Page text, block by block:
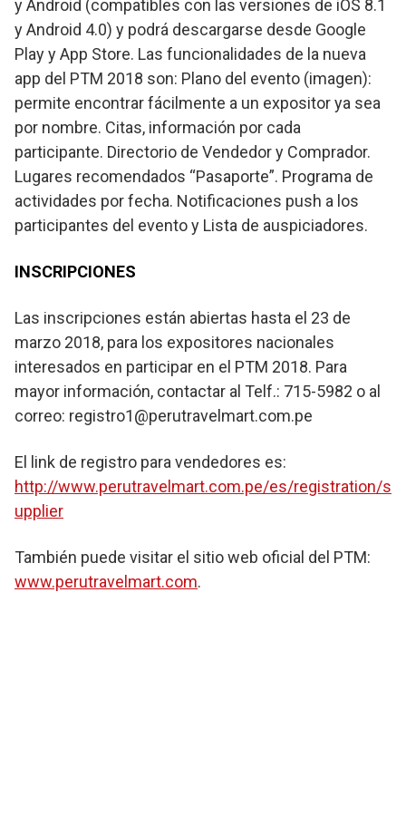
y Android (compatibles con las versiones de iOS 8.1
y Android 4.0) y podrá descargarse desde Google
Play y App Store. Las funcionalidades de la nueva
app del PTM 2018 son: Plano del evento (imagen):
permite encontrar fácilmente a un expositor ya sea
por nombre. Citas, información por cada
participante. Directorio de Vendedor y Comprador.
Lugares recomendados “Pasaporte”. Programa de
actividades por fecha. Notificaciones push a los
participantes del evento y Lista de auspiciadores.
INSCRIPCIONES
Las inscripciones están abiertas hasta el 23 de
marzo 2018, para los expositores nacionales
interesados en participar en el PTM 2018. Para
mayor información, contactar al Telf.: 715-5982 o al
correo: registro1@perutravelmart.com.pe
El link de registro para vendedores es:
http://www.perutravelmart.com.pe/es/registration/s
upplier
También puede visitar el sitio web oficial del PTM:
www.perutravelmart.com.